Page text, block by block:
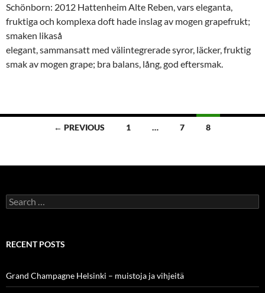
Schönborn: 2012 Hattenheim Alte Reben, vars eleganta,
fruktiga och komplexa doft hade inslag av mogen grapefrukt;
smaken likaså
elegant, sammansatt med välintegrerade syror, läcker, fruktig
smak av mogen grape; bra balans, lång, god eftersmak.
← PREVIOUS 1 … 7 8
Search
for:
RECENT POSTS
Grand Champagne Helsinki – muistoja ja vihjeitä